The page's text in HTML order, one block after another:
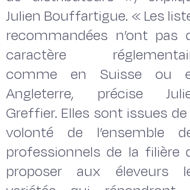
Julien Bouffartigue. « Les
recommandées n’ont pas
caractère
comme en Suisse ou
Angleterre, précise
Greffier. Elles sont issues de
volonté de l’ensemble
professionnels de la filière
proposer aux éleveurs